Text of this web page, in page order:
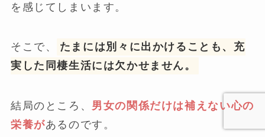
を感じてしまいます。
そこで、
たまには別々に出かけることも、充
実した同棲生活には欠かせません。
結局のところ、 男女の関係だけは補えない心の
栄養があるのです。